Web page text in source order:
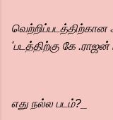
'படத்திற்கு கே .ராஜன்
எது நல்ல படம்?_